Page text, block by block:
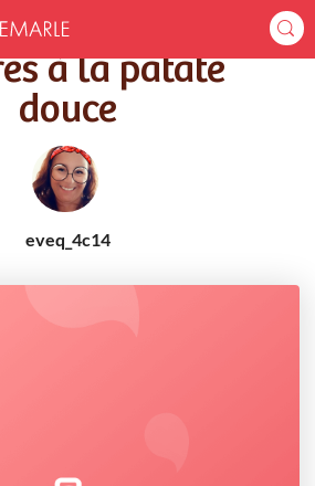
Gaufres à la patate douce
à la patate
douce
eveq_4c14